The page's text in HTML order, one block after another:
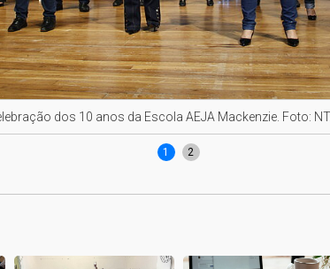
dos 10 anos da Escola AEJA Mackenzie. Foto:
1 2